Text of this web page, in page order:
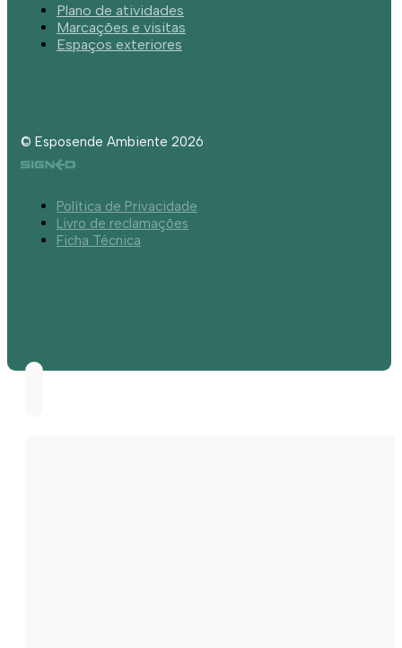
Plano de atividades
Marcações e visitas
Espaços exteriores
© Esposende Ambiente 2026
Política de Privacidade
Livro de reclamações
Ficha Técnica